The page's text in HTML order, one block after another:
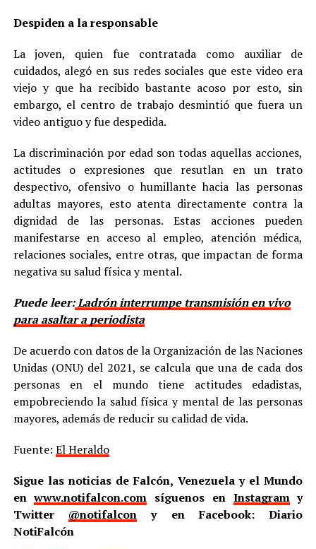
Despiden a la responsable
La joven, quien fue contratada como auxiliar de
cuidados, alegó en sus redes sociales que este video era
viejo y que ha recibido bastante acoso por esto, sin
embargo, el centro de trabajo desmintió que fuera un
video antiguo y fue despedida.
La discriminación por edad son todas aquellas acciones,
actitudes o expresiones que resutlan en un trato
despectivo, ofensivo o humillante hacia las personas
adultas mayores, esto atenta directamente contra la
dignidad de las personas. Estas acciones pueden
manifestarse en acceso al empleo, atención médica,
relaciones sociales, entre otras, que impactan de forma
negativa su salud física y mental.
Puede leer:Ladrón interrumpe transmisión en vivo
para asaltar a periodista
De acuerdo con datos de la Organización de las Naciones
Unidas (ONU) del 2021, se calcula que una de cada dos
personas en el mundo tiene actitudes edadistas,
empobreciendo la salud física y mental de las personas
mayores, además de reducir su calidad de vida.
Fuente: El Heraldo
Sigue las noticias de Falcón, Venezuela y el Mundo
enwww.notifalcon.com síguenos en Instagramy
Twitter @notifalcon y en Facebook: Diario
NotiFalcón